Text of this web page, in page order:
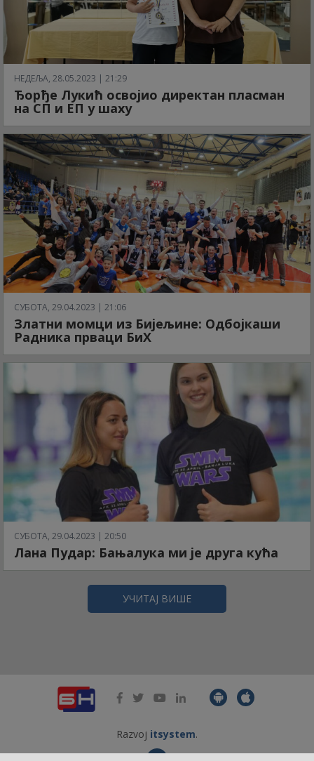
НЕДЕЉА, 28.05.2023 | 21:29
Ђорђе Лукић освојио директан пласман
на СП и ЕП у шаху
СУБОТА, 29.04.2023 | 21:06
Златни момци из Бијељине: Одбојкаши
Радника прваци БиХ
СУБОТА, 29.04.2023 | 20:50
Лана Пудар: Бањалука ми је друга кућа
УЧИТАЈ ВИШЕ
Razvoj itsystem.